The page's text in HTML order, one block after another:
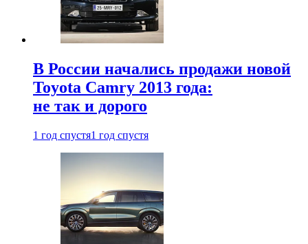
В России начались продажи новой
Toyota Camry 2013 года:
не так и дорого
1 год спустя1 год спустя